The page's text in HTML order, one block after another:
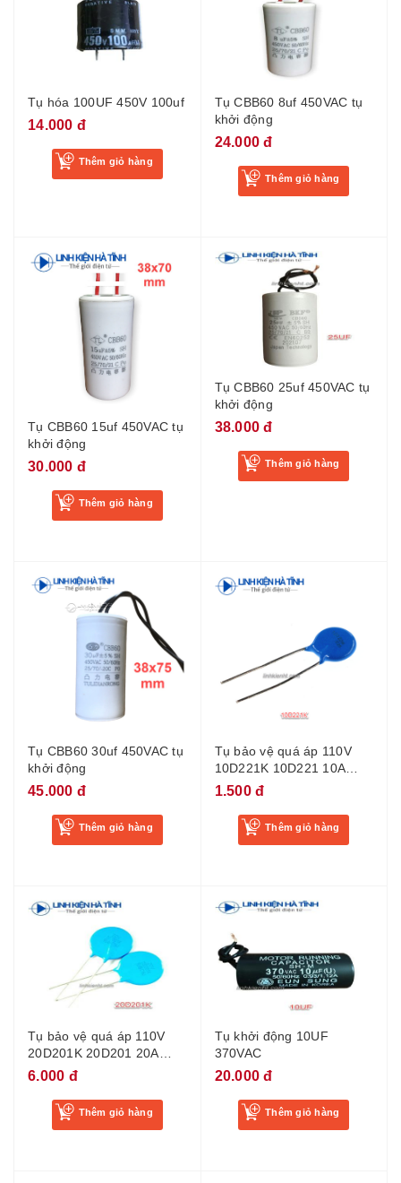
Tụ hóa 100UF 450V 100uf
14.000 đ
Thêm giỏ hàng
Tụ CBB60 8uf 450VAC tụ
khởi động
24.000 đ
Thêm giỏ hàng
Tụ CBB60 15uf 450VAC tụ
khởi động
30.000 đ
Thêm giỏ hàng
Tụ CBB60 25uf 450VAC tụ
khởi động
38.000 đ
Thêm giỏ hàng
Tụ CBB60 30uf 450VAC tụ
khởi động
45.000 đ
Thêm giỏ hàng
Tụ bảo vệ quá áp 110V
10D221K 10D221 10A
220V-BC1
1.500 đ
Thêm giỏ hàng
Tụ bảo vệ quá áp 110V
20D201K 20D201 20A
200V - BM2
6.000 đ
Thêm giỏ hàng
Tụ khởi động 10UF
370VAC
20.000 đ
Thêm giỏ hàng